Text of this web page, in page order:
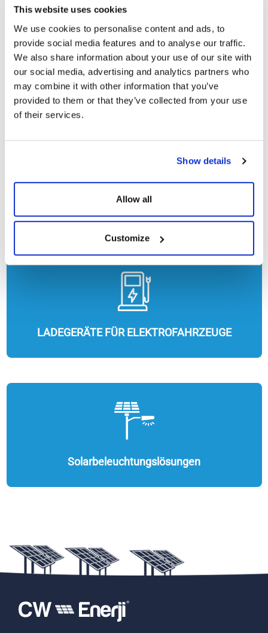
This website uses cookies
We use cookies to personalise content and ads, to
provide social media features and to analyse our traffic.
We also share information about your use of our site with
our social media, advertising and analytics partners who
may combine it with other information that you’ve
provided to them or that they’ve collected from your use
of their services.
Show details
Allow all
Customize
STROMSPEICHER
HEIZUNG, KÜHLUNG UND WARMWASSER
LADEGERÄTE FÜR ELEKTROFAHRZEUGE
Solarbeleuchtungslösungen